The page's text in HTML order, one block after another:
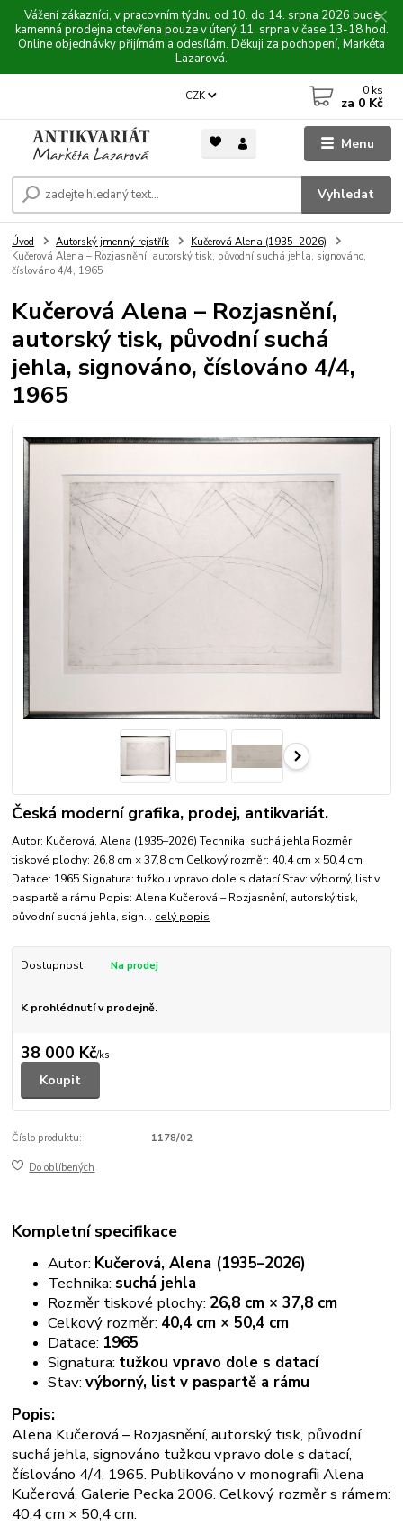
Vážení zákazníci, v pracovním týdnu od 10. do 14. srpna 2026 bude
kamenná prodejna otevřena pouze v úterý 11. srpna v čase 13-18 hod.
Online objednávky přijímám a odesílám. Děkuji za pochopení, Markéta
Lazarová.
Menu
CZK
Vyhledat
0 ks
za 0 Kč
Úvod Autorský jmenný rejstřík
Kučerová Alena (1935–2026)
Kučerová Alena – Rozjasnění, autorský tisk, původní suchá jehla, signováno,
číslováno 4/4, 1965
Kučerová Alena – Rozjasnění,
autorský tisk, původní suchá
jehla, signováno, číslováno 4/4,
1965
Česká moderní grafika, prodej, antikvariát.
Autor: Kučerová, Alena (1935–2026) Technika: suchá jehla Rozměr
tiskové plochy: 26,8 cm × 37,8 cm Celkový rozměr: 40,4 cm × 50,4 cm
Datace: 1965 Signatura: tužkou vpravo dole s datací Stav: výborný, list v
paspartě a rámu Popis: Alena Kučerová – Rozjasnění, autorský tisk,
původní suchá jehla, sign... celý popis
Dostupnost
K prohlédnutí v prodejně.
38 000 Kč/ks
Koupit
Číslo produktu: 1178/02
Do oblíbených
Kompletní specifikace
Autor: Kučerová, Alena (1935–2026)
Technika: suchá jehla
Rozměr tiskové plochy: 26,8 cm × 37,8 cm
Celkový rozměr: 40,4 cm × 50,4 cm
Datace: 1965
Signatura: tužkou vpravo dole s datací
Stav:výborný, list v paspartě a rámu
Popis:
Alena Kučerová – Rozjasnění, autorský tisk, původní
suchá jehla, signováno tužkou vpravo dole s datací,
číslováno 4/4, 1965. Publikováno v monografii Alena
Kučerová, Galerie Pecka 2006. Celkový rozměr s rámem:
40,4 cm × 50,4 cm.